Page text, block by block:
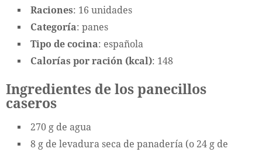
Raciones: 16 unidades
Categoría: panes
Tipo de cocina: española
Calorías por ración (kcal): 148
Ingredientes de los panecillos
caseros
270 g de agua
8 g de levadura seca de panadería (o 24 g de